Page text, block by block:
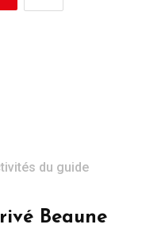
du guide
Beaune